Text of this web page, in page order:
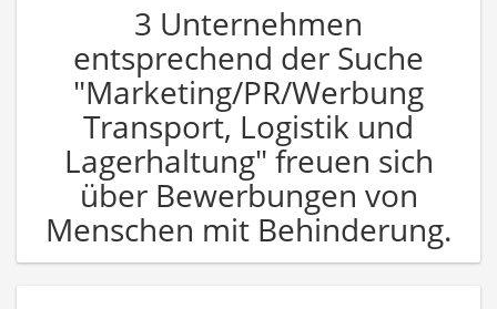
3 Unternehmen
entsprechend der Suche
"Marketing/PR/Werbung
Transport, Logistik und
Lagerhaltung" freuen sich
über Bewerbungen von
Menschen mit Behinderung.